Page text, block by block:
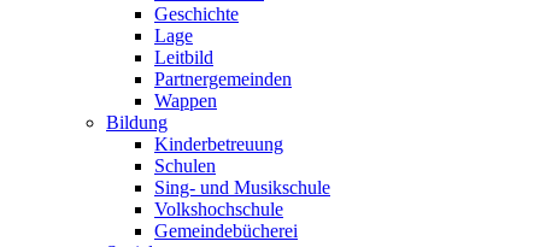
Geschichte
Lage
Leitbild
Partnergemeinden
Wappen
Bildung
Kinderbetreuung
Schulen
Sing- und Musikschule
Volkshochschule
Gemeindebücherei